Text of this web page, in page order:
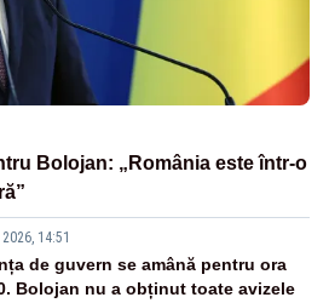
Bolojan: „România este într-o
14:51
de guvern se amână pentru ora
Bolojan nu a obținut toate avizele